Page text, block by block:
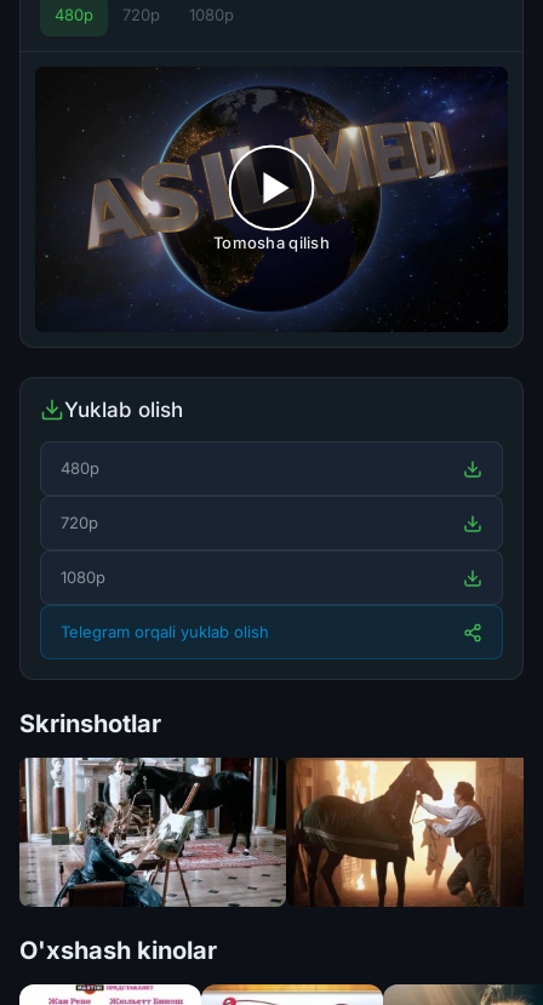
480p 720p 1080p
Tomosha qilish
Yuklab olish
480p
720p
1080p
Telegram orqali yuklab olish
Skrinshotlar
O'xshash kinolar